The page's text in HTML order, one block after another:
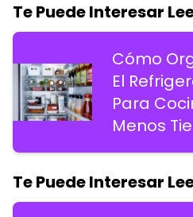
Te Puede Interesar
Cómo
El
Para
Menos
Te Puede Interesar